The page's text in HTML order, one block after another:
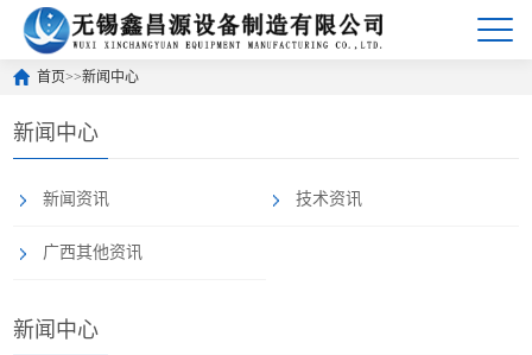
首页>>新闻中心
新闻中心
新闻资讯 技术资讯
广西其他资讯
新闻中心